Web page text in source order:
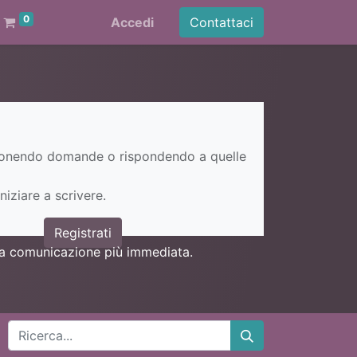
0 Accedi Contattaci
domande o rispondendo a quelle
a scrivere.
Registrati
comunicazione più immediata.